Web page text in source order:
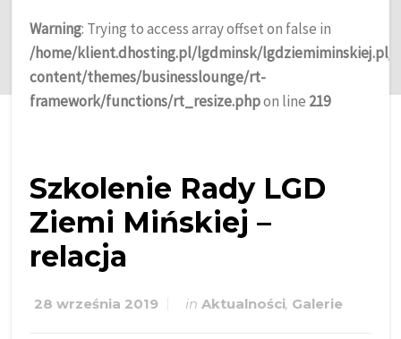
Warning: Trying to access array offset on false in
/home/klient.dhosting.pl/lgdminsk/
content/themes/businesslounge/rt-
framework/functions/rt_resize.phpon line 219
Szkolenie Rady LGD
Ziemi Mińskiej –
relacja
28 września 2019 inAktualności, Galerie